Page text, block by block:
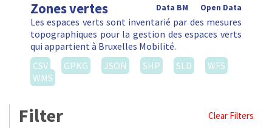
Zones vertes Open Data
Data BM
Les espaces verts sont inventarié par des mesures
topographiques pour la gestion des espaces verts
qui appartient à Bruxelles Mobilité.
CSV
GPKG JSON SHP SLD
WFS
WMS
Filter Clear Filters